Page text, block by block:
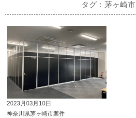
タグ：茅ヶ崎市
2023月03月10日
神奈川県茅ヶ崎市案件